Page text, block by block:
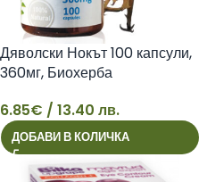
6
Дяволски Нокът 100 капсули,
360мг, Биохерба
6.85€ / 13.40 лв.
ДОБАВИ В КОЛИЧКА